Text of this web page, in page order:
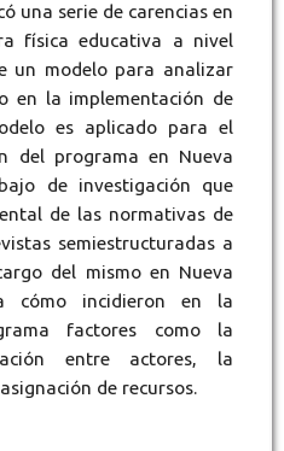
una serie de carencias en
física educativa a nivel
un modelo para analizar
en la implementación de
es aplicado para el
del programa en Nueva
de investigación que
de las normativas de
semiestructuradas a
del mismo en Nueva
cómo incidieron en la
factores como la
entre actores, la
de recursos.